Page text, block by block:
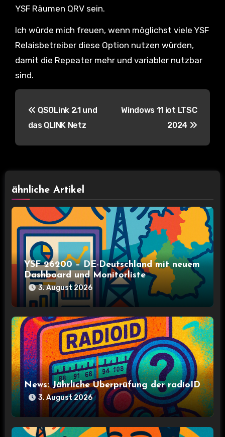
YSF Räumen QRV sein.
Ich würde mich freuen, wenn möglichst viele YSF
Relaisbetreiber diese Option nutzen würden,
damit die Repeater mehr und variabler nutzbar
sind.
i
r
a
g
n
a
v
i
g
a
t
i
o
QSOLink 2.1 und
das QLINK Netz
Windows 11 iot LTSC
2024
ähnliche Artikel
YSF 26200 – DE-Deutschland mit neuem
Dashboard und Monitorliste
3. August 2026
News: Jährliche Überprüfung der radioID
3. August 2026